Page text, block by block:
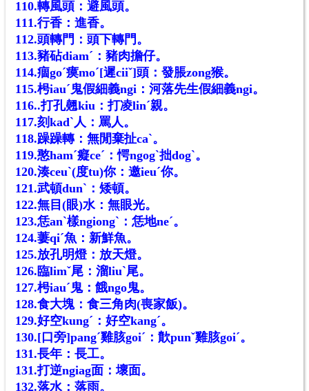
110.轉風頭：避風頭。
111.行香：進香。
112.頭轉門：頭下轉門。
113.豬砧diamˊ：豬肉擔仔。
114.痼goˊ瘼moˊ[遲ciiˇ]頭：發脹zong猴。
115.枵iauˊ鬼假細義ngi：河落先生假細義ngi。
116..打孔翹kiu：打凌linˊ親。
117.刻kadˋ人：罵人。
118.躁躁轉：無閒棄扯caˋ。
119.憨hamˊ癡ceˊ：愕ngogˋ拙dogˋ。
120.湊ceuˋ(度tu)你：邀ieuˊ你。
121.武頓dunˋ：矮頓。
122.無目(眼)水：無眼光。
123.恁anˋ樣ngiongˋ：恁地neˊ。
124.萋qiˊ魚：新鮮魚。
125.放孔明燈：放天燈。
126.臨limˇ尾：溜liuˋ尾。
127.枵iauˊ鬼：餓ngo鬼。
128.食大塊：食三角肉(喪家飯)。
129.好空kungˊ：好空kangˊ。
130.[口旁]pangˊ雞胲goiˊ：歕punˇ雞胲goiˊ。
131.長年：長工。
131.打逆ngiag面：壞面。
132.落水：落雨。